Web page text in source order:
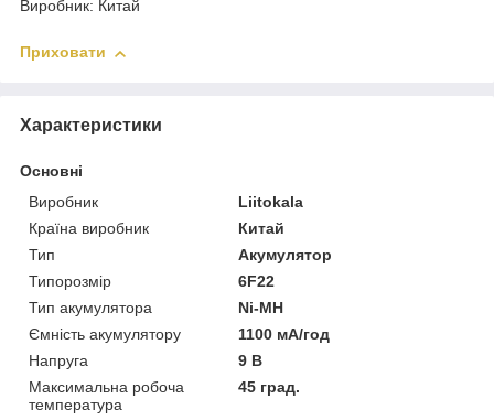
Виробник: Китай
Приховати
Характеристики
Основні
Виробник
Liitokala
Країна виробник
Китай
Тип
Акумулятор
Типорозмір
6F22
Тип акумулятора
Ni-MH
Ємність акумулятору
1100 мА/год
Напруга
9 В
Максимальна робоча
температура
45 град.